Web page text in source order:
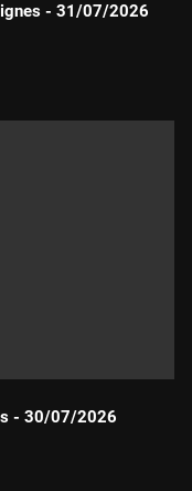
- 31/07/2026
- 30/07/2026